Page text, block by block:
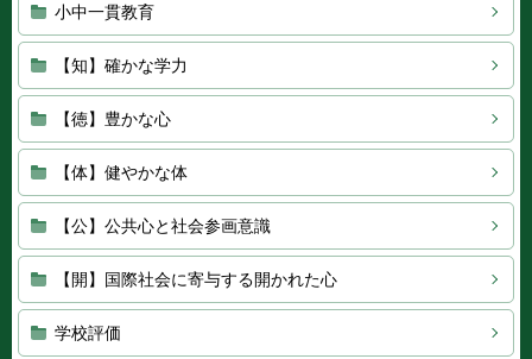
小中一貫教育
【知】確かな学力
【徳】豊かな心
【体】健やかな体
【公】公共心と社会参画意識
【開】国際社会に寄与する開かれた心
学校評価